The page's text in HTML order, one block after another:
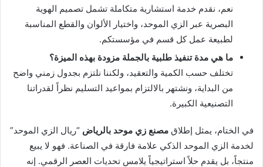
نعم، نقدم خدمة استشارية متكاملة تشمل تصميم الهوية
البصرية عبر الزي الموحد، واختيار الألوان والقطع المناسبة
لطبيعة عمل كل قسم في مؤسستكم.
ما هي مدة تنفيذ طلبية بالجملة مزودة بهذه الميزة؟
تختلف حسب الكمية والتعقيد، ولكننا نلتزم بجدول زمني واضح
من البداية، ونشتهر بالالتزام بمواعيد التسليم نظراً لقدراتنا
التصنيعية الكبيرة.
في الختام، يمثل إطلاق مصنع زي موحد بالرياض “ريال الزي الموحد”
لخدمة الزي الموحد الذكي علامة فارقة في الصناعة. فهو لا يبيع
منتجاً، بل يقدم حلاً استراتيجياً يلامس تحديات العصر الرقمي. إنه